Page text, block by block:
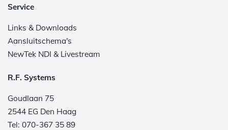
Service
Links & Downloads
Aansluitschema's
NewTek NDI & Livestream
R.F. Systems
Goudlaan 75
2544 EG Den Haag
Tel: 070-367 35 89